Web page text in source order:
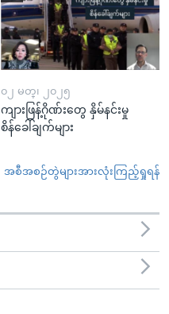
၀၂ မတ္၊ ၂၀၂၅
ကျားဖြန့်ဂိုဏ်းတွေ နှိမ်နင်းမှု
စိန်ခေါ်ချက်များ
အစီအစဉ်တွဲများအားလုံးကြည့်ရှုရန်